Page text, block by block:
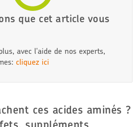
que cet article vous
avec l'aide de nos experts,
cliquez ici
ces acides aminés ?